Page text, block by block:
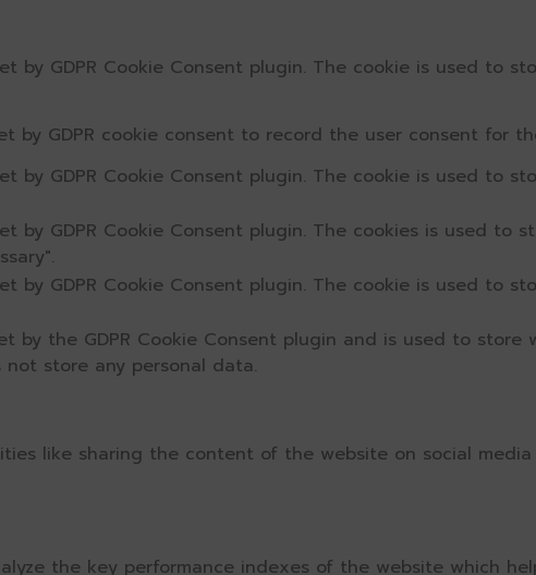
by GDPR Cookie Consent plugin. The cookie is used to
by GDPR cookie consent to record the user consent for
by GDPR Cookie Consent plugin. The cookie is used to
by GDPR Cookie Consent plugin. The cookies is used
by GDPR Cookie Consent plugin. The cookie is used to
by the GDPR Cookie Consent plugin and is used to
not store any personal data.
like sharing the content of the website on social
the key performance indexes of the website which